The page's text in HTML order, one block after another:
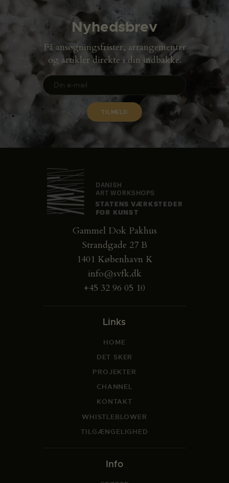
Nyhedsbrev
Få ansøgningsfrister, arrangementer
og artikler direkte i din indbakke.
Gammel Dok Pakhus
Strandgade 27 B
1401 København K
info@svfk.dk
+45 32 96 05 10
Links
HOME
DET SKER
PROJEKTER
CHANNEL
KONTAKT
WHISTLEBLOWER
TILGÆNGELIGHED
Info